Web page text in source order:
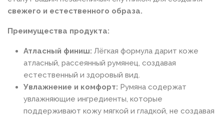
свежего и естественного образа.
Преимущества продукта:
Атласный финиш: Лёгкая формула дарит коже
атласный, рассеянный румянец, создавая
естественный и здоровый вид.
Увлажнение и комфорт: Румяна содержат
увлажняющие ингредиенты, которые
поддерживают кожу мягкой и гладкой, не создавая